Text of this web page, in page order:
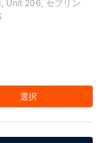
Unit 206, セブリン
選択